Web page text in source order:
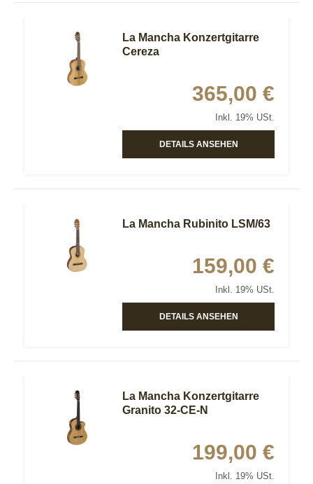
La Mancha Konzertgitarre
Cereza
365,00 €
Inkl. 19% USt.
DETAILS ANSEHEN
La Mancha Rubinito LSM/63
159,00 €
Inkl. 19% USt.
DETAILS ANSEHEN
La Mancha Konzertgitarre
Granito 32-CE-N
199,00 €
Inkl. 19% USt.